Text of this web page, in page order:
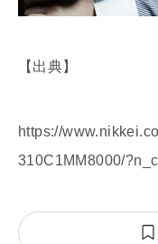
【出典】
https://
310C1MM8000/